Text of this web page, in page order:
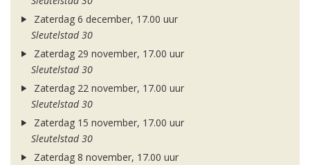
Zaterdag 6 december, 17.00 uur
Sleutelstad 30
Zaterdag 29 november, 17.00 uur
Sleutelstad 30
Zaterdag 22 november, 17.00 uur
Sleutelstad 30
Zaterdag 15 november, 17.00 uur
Sleutelstad 30
Zaterdag 8 november, 17.00 uur